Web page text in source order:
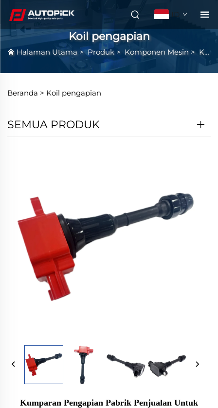
ID
Koil pengapian
Halaman Utama>Produk > Komponen Mesin > Koil pengapian
Beranda > Koil pengapian
SEMUA PRODUK
Kumparan Pengapian Pabrik Penjualan Untuk